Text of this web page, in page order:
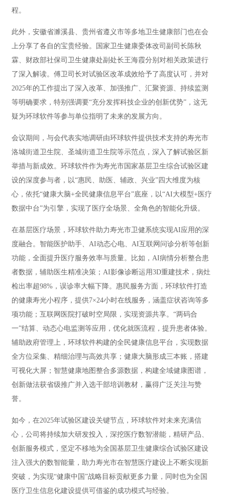
程。
此外，安徽省濉溪县、贵州省遵义市等多地卫生健康部门也在会
上分享了各自的宝贵经验。国家卫生健康委体改司副司长陈秋
霖、财政部社保司卫生健康处副处长王海霞分别对相关政策进行
了深入解读。傅卫司长对试验区改革成效给予了高度认可，并对
2025年的工作提出了深入改革、加强推广、汇聚资源、持续监测
等明确要求，特别强调要“充分发挥科技企业的创新优势”，这无
疑为环球软件等参与单位指明了未来的发展方向。
会议期间，与会代表实地调研由环球软件提供技术支持的寿光市
洛城街道卫生院、圣城街道卫生院等示范点，深入了解试验区新
举措与新成效。环球软件作为寿光市国家基层卫生综合试验区建
设的深度参与者，以“惠民、助医、辅政、兴业”四大维度为核
心，依托“健康大脑+全民健康信息平台”底座，以“AI大模型+医疗
数据中台”为引擎，实现了医疗全场景、全角色的智能化升级。
在基层医疗场景，环球软件助力寿光市卫健系统实现AI应用的深
度融合。智能医护助手、AI动态心电、AI互联网问诊分析等创新
功能，全面提升医疗服务效率与质量。比如，AI病情分析整合患
者数据，辅助医生精准决策；AI影像诊断运用3D重建技术，病灶
检出率超98%，误诊率大幅下降。惠民服务方面，环球软件打造
的健康寿光小程序，提供7×24小时在线服务，涵盖症状咨询等多
项功能；互联网医院打破时空局限，实现资源共享。“两码合
一”结算、动态心电监测等应用，优化就医流程，提升患者体验。
辅助政府管理上，环球软件构建的全民健康信息平台，实现数据
全方位采集、精细治理与高效共享；健康大脑形成三本账，搭建
可视化大屏；智慧健康地图整合多源数据，构建全域健康图谱，
创新做法获省级推广并入选干部培训教材，赢得广泛关注与赞
誉。
如今，在2025年试验区建设关键节点，环球软件对未来充满信
心，公司将持续加大研发投入，深挖医疗数智潜能，精研产品、
创新服务模式，坚定不移地为全国基层卫生健康综合试验区建设
注入强大的数智能量，助力寿光市在智慧医疗建设上不断实现新
突破，为实现“健康中国”战略目标贡献更多力量，同时也为全国
医疗卫生信息化建设提供可借鉴的成功模式与经验。